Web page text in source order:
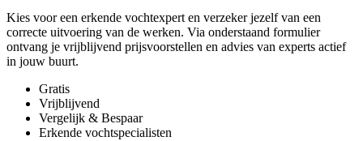
Kies voor een erkende vochtexpert en verzeker jezelf van een
correcte uitvoering van de werken. Via onderstaand formulier
ontvang je vrijblijvend prijsvoorstellen en advies van experts actief
in jouw buurt.
Gratis
Vrijblijvend
Vergelijk & Bespaar
Erkende vochtspecialisten